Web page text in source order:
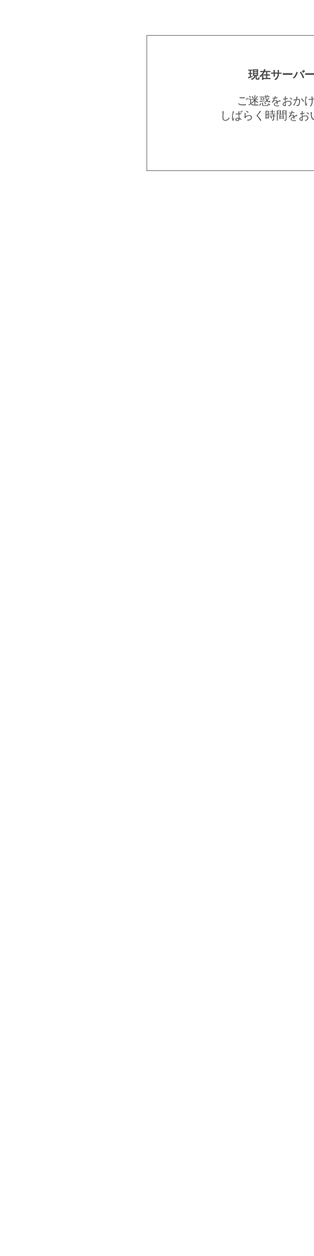
現在サーバ
ご迷惑をおか
しばらく時間を